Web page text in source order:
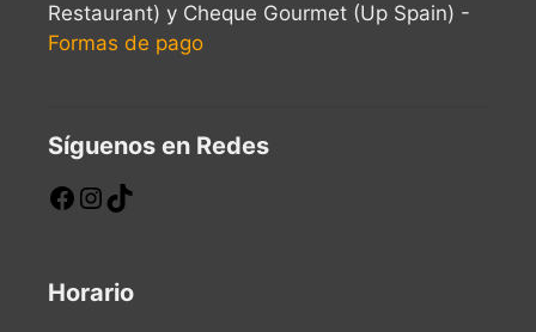
Restaurant) y Cheque Gourmet (Up Spain) -
Formas de pago
Síguenos en Redes
Horario